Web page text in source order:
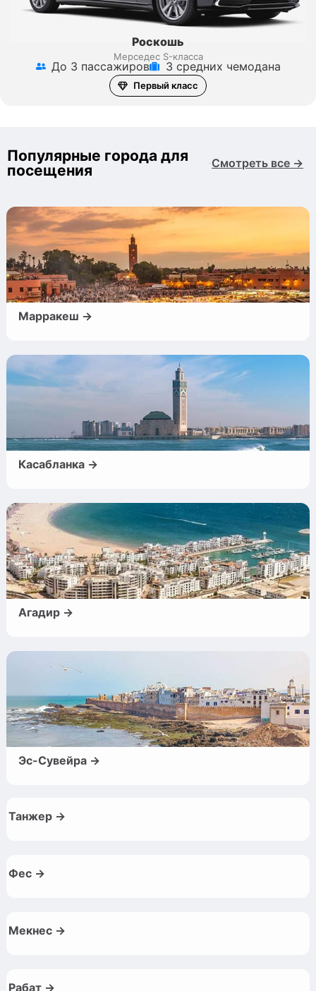
Роскошь
Мерседес S-класса
До 3 пассажиров 3 средних чемодана
Первый класс
Популярные города для
посещения
Смотреть все →
Марракеш →
Касабланка →
Агадир →
Эс-Сувейра →
Танжер →
Фес →
Мекнес →
Рабат →